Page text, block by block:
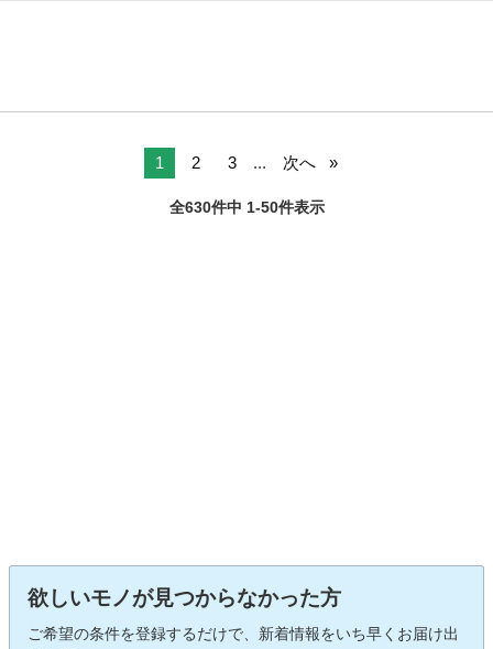
1 2 3 ... 次へ
全630件中 1-50件表示
欲しいモノが見つからなかった方
ご希望の条件を登録するだけで、新着情報をいち早くお届け出